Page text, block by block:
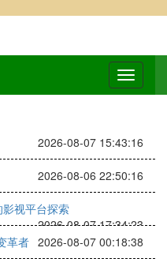
2026-08-07 15:43:16
2026-08-06 22:50:16
视平台探索
2026-08-07 17:34:23
革者 2026-08-07 00:18:38